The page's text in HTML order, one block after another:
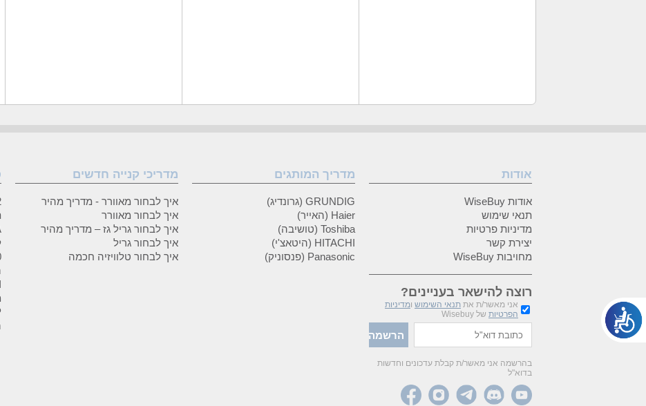
אודות
אודות WiseBuy
תנאי שימוש
מדיניות פרטיות
יצירת קשר
מחויבות WiseBuy
רוצה להישאר בעניינים?
אני מאשר/ת את תנאי השימוש ומדיניות
הפרטיות של Wisebuy
בהרשמה אני מאשר/ת קבלת עדכונים וחדשות
בדוא"ל
מדריך המותגים
GRUNDIG (גרונדיג)
Haier (האייר)
Toshiba (טושיבה)
HITACHI (היטאצ'י)
Panasonic (פנסוניק)
מדריכי קנייה חדשים
איך לבחור מאוורר - מדריך מהיר
איך לבחור מאוורר
איך לבחור גריל גז – מדריך מהיר
איך לבחור גריל
איך לבחור טלוויזיה חכמה